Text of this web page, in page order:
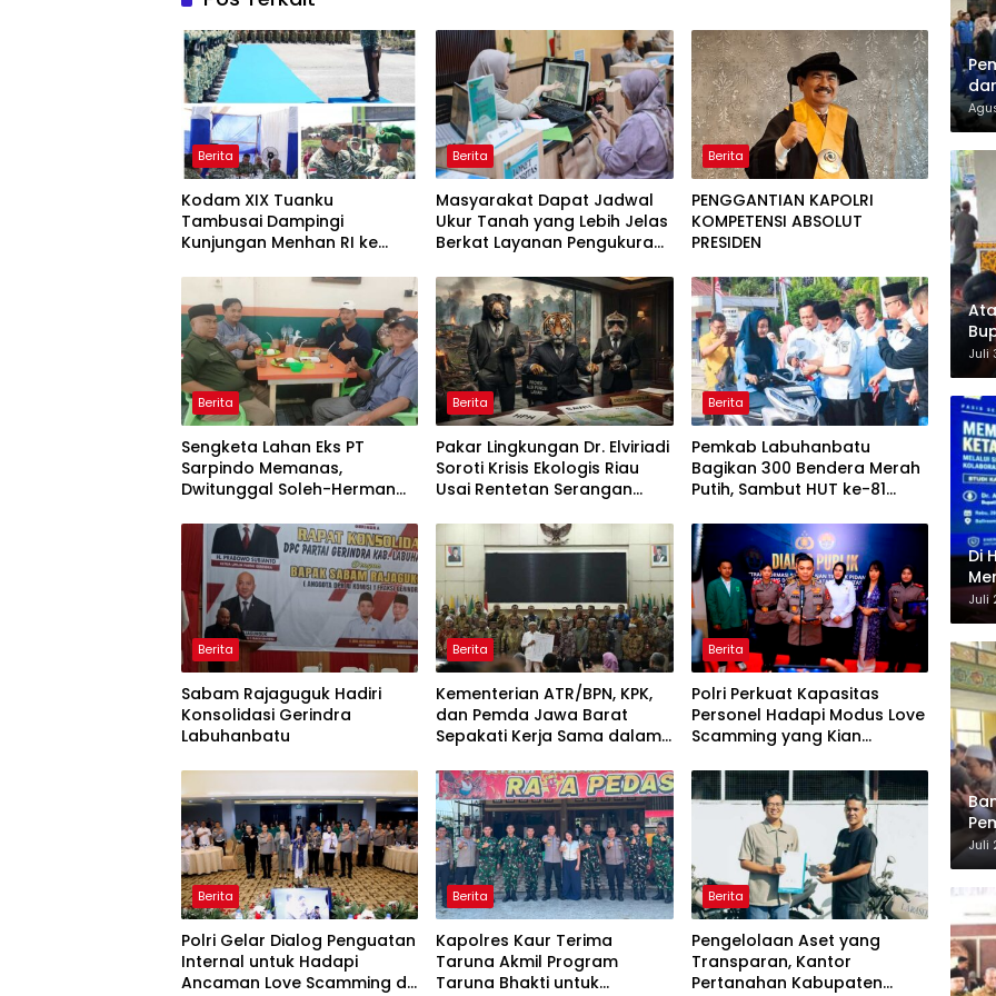
Berita
Kodam XIX Tuanku
Tambusai Dampingi
Kunjungan Menhan RI ke
Perkuat Pembangunan
Satuan
Berita
Masyarakat Dapat Jadwal
Ukur Tanah yang Lebih Jelas
Berkat Layanan Pengukuran
Berita
PENGGANTIAN KAPOLRI
KOMPETENSI ABSOLUT
PRESIDEN
Berita
Sengketa Lahan Eks PT
Sarpindo Memanas,
Dwitunggal Soleh-Herman
Pulau Rupat
Berita
Pakar Lingkungan Dr. Elviriadi
Soroti Krisis Ekologis Riau
Usai Rentetan Serangan
Beruang Terhadap Warga
Berita
Pemkab Labuhanbatu
Bagikan 300 Bendera Merah
Putih, Sambut HUT ke-81
Berita
Sabam Rajaguguk Hadiri
Konsolidasi Gerindra
Labuhanbatu
Berita
Kementerian ATR/BPN, KPK,
dan Pemda Jawa Barat
Sepakati Kerja Sama dalam
serta Penguatan Ekonomi
Daerah
Berita
Polri Perkuat Kapasitas
Personel Hadapi Modus Love
Scamming yang Kian
Berita
Polri Gelar Dialog Penguatan
Internal untuk Hadapi
Ancaman Love Scamming di
Berita
Kapolres Kaur Terima
Taruna Akmil Program
Taruna Bhakti untuk
Berita
Pengelolaan Aset yang
Transparan, Kantor
Pertanahan Kabupaten
Juli
Di
Juli
Juli